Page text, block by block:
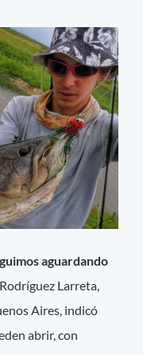
aguardando
Larreta,
Aires, indicó
abrir, con